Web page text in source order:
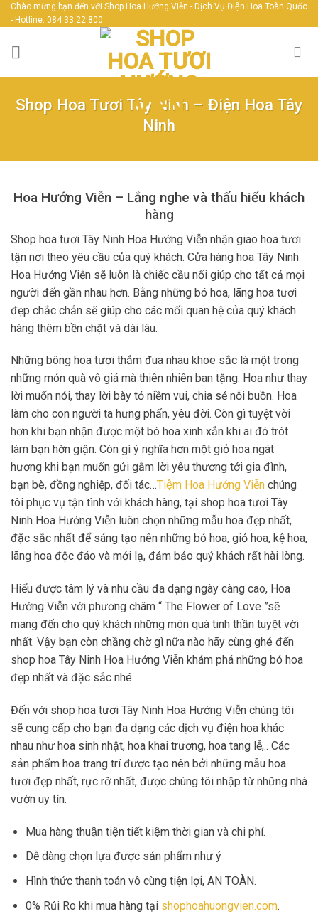
Skip
to
content
Chào mừng bạn đến với Shop Hoa Hướng Viễn - Dịch Vụ Điện Hoa Toàn Quốc
- Hotline: 084 33 22 800
Shop Hoa Tươi Tây Ninh – Điện Hoa Tây
Ninh
Hoa Hướng Viễn – Lắng nghe và thấu hiểu khách
hàng
Shop hoa tươi Tây Ninh Hoa Hướng Viễn nhận giao hoa tươi
tận nơi theo yêu cầu của quý khách. Cửa hàng hoa Tây Ninh
Hoa Hướng Viễn sẽ luôn là chiếc cầu nối giúp cho tất cả mọi
người đến gần nhau hơn. Bằng những bó hoa, lãng hoa tươi
đẹp chắc chắn sẽ giúp cho các mối quan hệ của quý khách
hàng thêm bền chặt và dài lâu.
Những bông hoa tươi thắm đua nhau khoe sắc là một trong
những món quà vô giá mà thiên nhiên ban tặng. Hoa như thay
lời muốn nói, thay lời bày tỏ niềm vui, chia sẻ nỗi buồn. Hoa
làm cho con người ta hưng phấn, yêu đời. Còn gì tuyệt vời
hơn khi bạn nhận được một bó hoa xinh xắn khi ai đó trót
làm bạn hờn giận. Còn gì ý nghĩa hơn một giỏ hoa ngát
hương khi bạn muốn gửi gắm lời yêu thương tới gia đình,
bạn bè, đồng nghiệp, đối tác…Tiệm Hoa Hướng Viễn chúng
tôi phục vụ tận tình với khách hàng, tại shop hoa tươi Tây
Ninh Hoa Hướng Viễn luôn chọn những mẫu hoa đẹp nhất,
đặc sắc nhất để sáng tạo nên những bó hoa, giỏ hoa, kệ hoa,
lãng hoa độc đáo và mới lạ, đảm bảo quý khách rất hài lòng.
Hiểu được tâm lý và nhu cầu đa dạng ngày càng cao, Hoa
Hướng Viễn với phương châm “ The Flower of Love ”sẽ
mang đến cho quý khách những món quà tinh thần tuyệt vời
nhất. Vậy bạn còn chầng chờ gì nữa nào hãy cùng ghé đến
shop hoa Tây Ninh Hoa Hướng Viễn khám phá những bó hoa
đẹp nhất và đặc sắc nhé.
Đến với shop hoa tươi Tây Ninh Hoa Hướng Viễn chúng tôi
sẽ cung cấp cho bạn đa dạng các dịch vụ điện hoa khác
nhau như hoa sinh nhật, hoa khai trương, hoa tang lễ,.. Các
sản phẩm hoa trang trí được tạo nên bởi những mẫu hoa
tươi đẹp nhất, rực rỡ nhất, được chúng tôi nhập từ những nhà
vườn uy tín.
Mua hàng thuận tiện tiết kiệm thời gian và chi phí.
Dễ dàng chọn lựa được sản phẩm như ý
Hình thức thanh toán vô cùng tiện lợi, AN TOÀN.
0% Rủi Ro khi mua hàng tại shophoahuongvien.com.